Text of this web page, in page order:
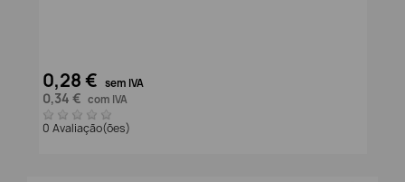
0,28 € sem IVA
0,34 € com IVA
0 Avaliação(ões)